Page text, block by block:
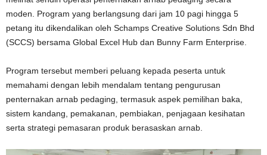
moden. Program yang berlangsung dari jam 10 pagi hingga 5
petang itu dikendalikan oleh Schamps Creative Solutions Sdn Bhd
(SCCS) bersama Global Excel Hub dan Bunny Farm Enterprise.
Program tersebut memberi peluang kepada peserta untuk
memahami dengan lebih mendalam tentang pengurusan
penternakan arnab pedaging, termasuk aspek pemilihan baka,
sistem kandang, pemakanan, pembiakan, penjagaan kesihatan
serta strategi pemasaran produk berasaskan arnab.